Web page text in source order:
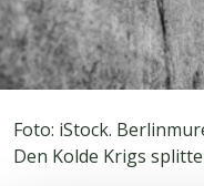
Foto: iStock.
Den Kolde Krigs